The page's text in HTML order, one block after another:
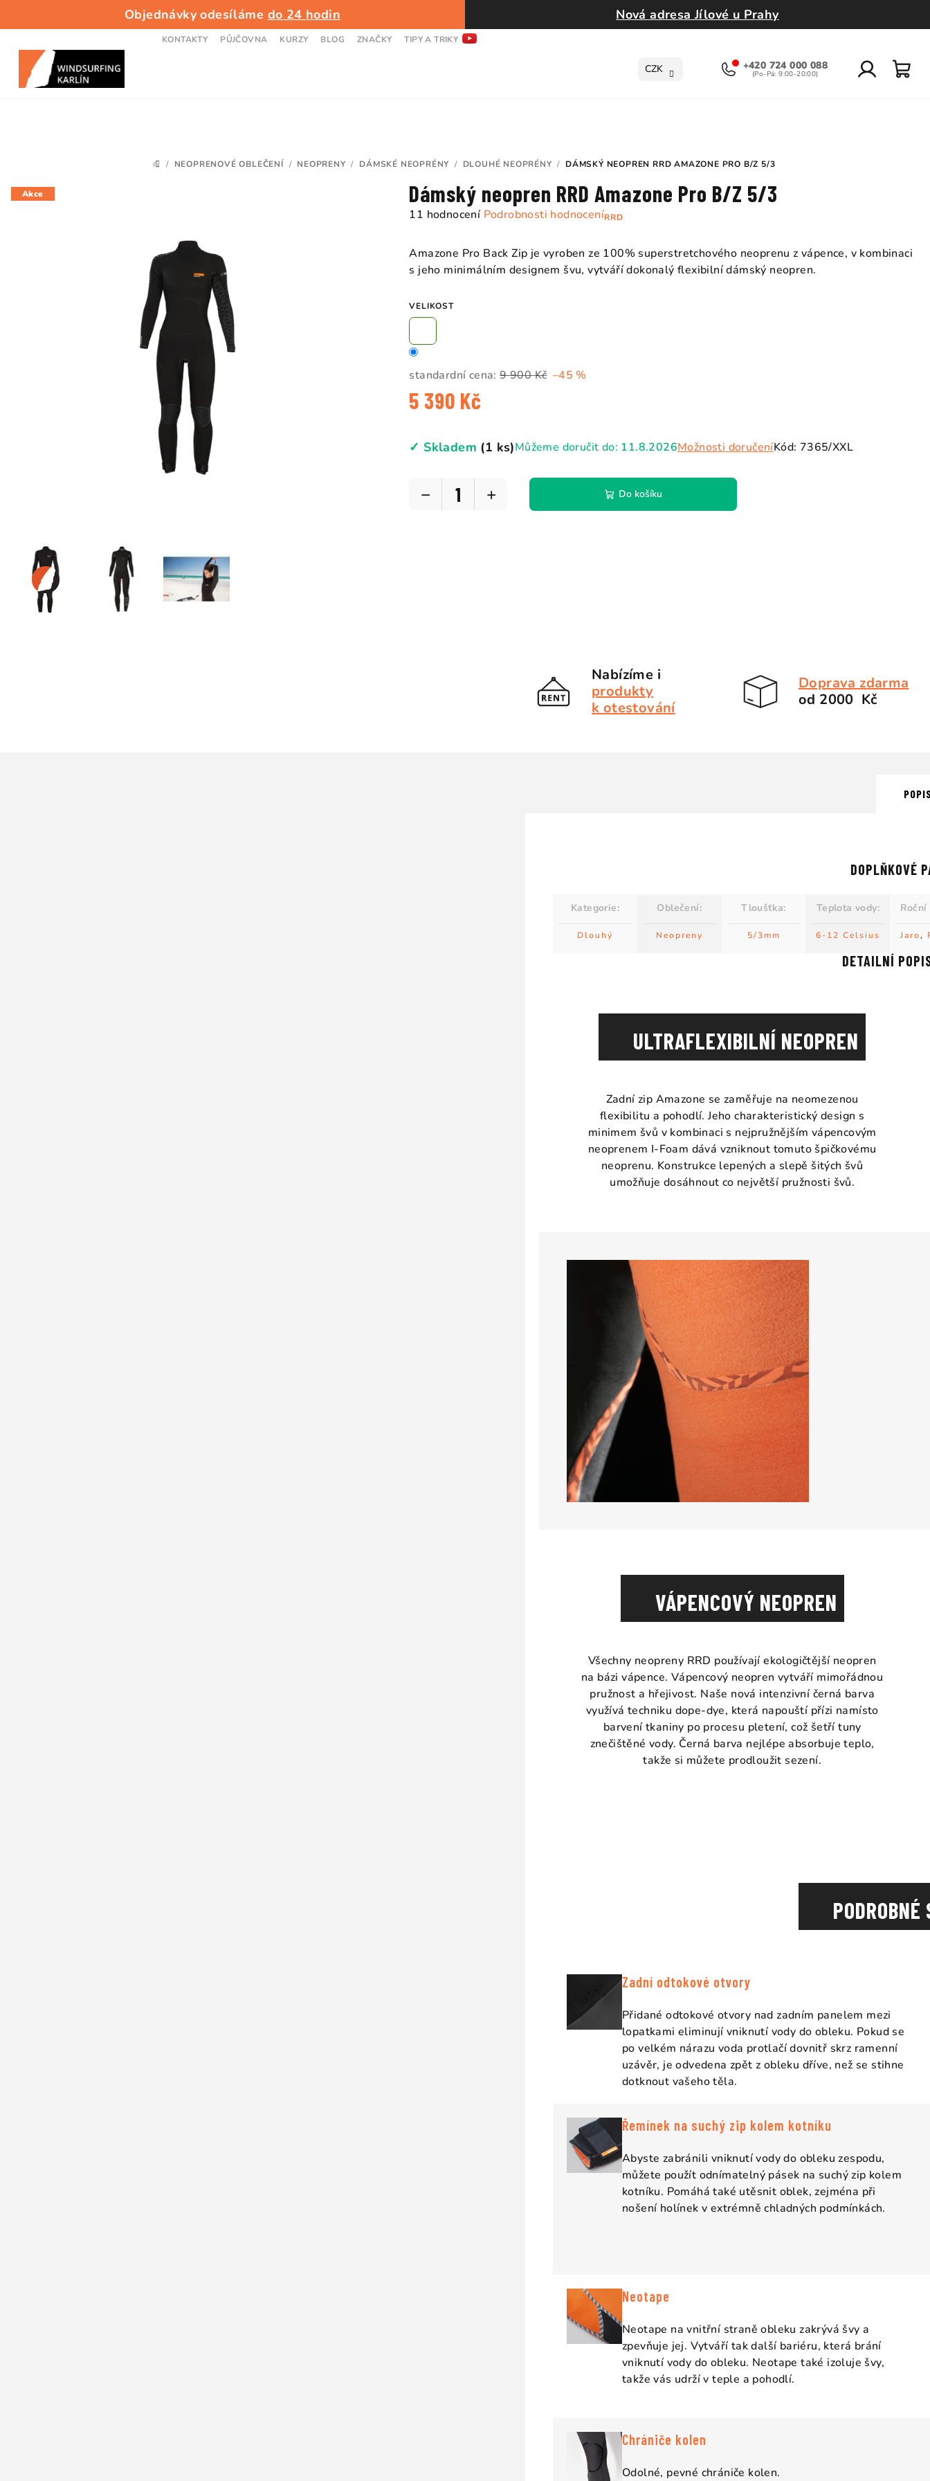
Objednávky odesíláme do 24 hodin Nová adresa Jílové u Prahy
KONTAKTY PŮJČOVNA KURZY BLOG ZNAČKY TIPY A TRIKY
CZK +420 724 000 088
DOMŮ
/ NEOPRENOVÉ OBLEČENÍ / NEOPRENY / DÁMSKÉ NEOPRÉNY / DLOUHÉ NEOPRÉNY / DÁMSKÝ NEOPREN RRD AMAZONE PRO B/Z 5/3
RRD
Dámský neopren RRD Amazone Pro B/Z 5/3
Průměrné
produktu
4,9
5
11 hodnocení Podrobnosti hodnocení
Amazone Pro Back Zip je vyroben ze 100% superstretchového neoprenu z vápence, v kombinaci
s jeho minimálním designem švu, vytváří dokonalý flexibilní dámský neopren.
VELIKOST
standardní cena: 9 900 Kč –45 %
5 390 Kč
cena:
✓ Skladem (1 ks)Můžeme doručit do: 11.8.2026Možnosti doručeníKód: 7365/XXL
+
− Do košíku
Akce
Nabízíme i
produkty
k otestování
Doprava zdarma
od 2000 Kč
DETAILNÍ
ULTRAFLEXIBILNÍ NEOPREN
Zadní zip Amazone se zaměřuje na neomezenou
flexibilitu a pohodlí. Jeho charakteristický design s
minimem švů v kombinaci s nejpružnějším vápencovým
neoprenem I-Foam dává vzniknout tomuto špičkovému
neoprenu. Konstrukce lepených a slepě šitých švů
umožňuje dosáhnout co největší pružnosti švů.
VÁPENCOVÝ NEOPREN
Všechny neopreny RRD používají ekologičtější neopren
na bázi vápence. Vápencový neopren vytváří mimořádnou
pružnost a hřejivost. Naše nová intenzivní černá barva
využívá techniku dope-dye, která napouští přízi namísto
barvení tkaniny po procesu pletení, což šetří tuny
znečištěné vody. Černá barva nejlépe absorbuje teplo,
takže si můžete prodloužit sezení.
Zadní odtokové otvory
Přidané odtokové otvory nad zadním panelem mezi
lopatkami eliminují vniknutí vody do obleku. Pokud se
po velkém nárazu voda protlačí dovnitř skrz ramenní
uzávěr, je odvedena zpět z obleku dříve, než se stihne
dotknout vašeho těla.
Řemínek na suchý zip kolem kotníku
Abyste zabránili vniknutí vody do obleku zespodu,
můžete použít odnímatelný pásek na suchý zip kolem
kotníku. Pomáhá také utěsnit oblek, zejména při
nošení holínek v extrémně chladných podmínkách.
Neotape
Neotape na vnitřní straně obleku zakrývá švy a
zpevňuje jej. Vytváří tak další bariéru, která brání
vniknutí vody do obleku. Neotape také izoluje švy,
takže vás udrží v teple a pohodlí.
Chrániče kolen
Odolné, pevné chrániče kolen.
DOPLŇKOVÉ
Kategorie:
Dlouhý
Oblečení:
Neopreny
Tloušťka:
5/3mm
Teplota vody:
6-12 Celsius Jaro,